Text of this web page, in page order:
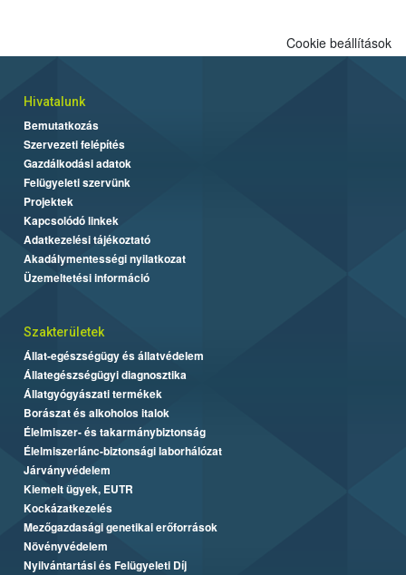
Cookie beállítások
Hivatalunk
Bemutatkozás
Szervezeti felépítés
Gazdálkodási adatok
Felügyeleti szervünk
Projektek
Kapcsolódó linkek
Adatkezelési tájékoztató
Akadálymentességi nyilatkozat
Üzemeltetési információ
Szakterületek
Állat-egészségügy és állatvédelem
Állategészségügyi diagnosztika
Állatgyógyászati termékek
Borászat és alkoholos italok
Élelmiszer- és takarmánybiztonság
Élelmiszerlánc-biztonsági laborhálózat
Járványvédelem
Kiemelt ügyek, EUTR
Kockázatkezelés
Mezőgazdasági genetikai erőforrások
Növényvédelem
Nyilvántartási és Felügyeleti Díj